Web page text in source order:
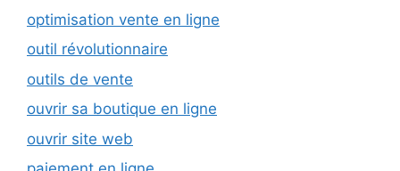
optimisation vente en ligne
outil révolutionnaire
outils de vente
ouvrir sa boutique en ligne
ouvrir site web